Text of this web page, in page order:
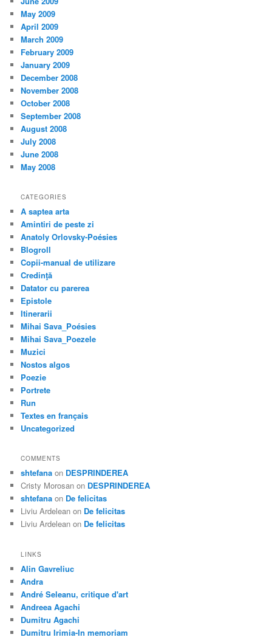
May 2009
April 2009
March 2009
February 2009
January 2009
December 2008
November 2008
October 2008
September 2008
August 2008
July 2008
June 2008
May 2008
CATEGORIES
A saptea arta
Amintiri de peste zi
Anatoly Orlovsky-Poésies
Blogroll
Copii-manual de utilizare
Credinţă
Datator cu parerea
Epistole
Itinerarii
Mihai Sava_Poésies
Mihai Sava_Poezele
Muzici
Nostos algos
Poezie
Portrete
Run
Textes en français
Uncategorized
COMMENTS
shtefana on DESPRINDEREA
Cristy Morosan on DESPRINDEREA
shtefana on De felicitas
Liviu Ardelean on De felicitas
Liviu Ardelean on De felicitas
LINKS
Alin Gavreliuc
Andra
André Seleanu, critique d'art
Andreea Agachi
Dumitru Agachi
Dumitru Irimia-In memoriam